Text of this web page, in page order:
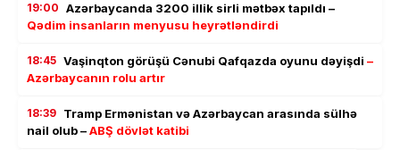
19:00 Azərbaycanda 3200 illik sirli mətbəx tapıldı –
Qədim insanların menyusu heyrətləndirdi
18:45 Vaşinqton görüşü Cənubi Qafqazda oyunu dəyişdi –
Azərbaycanın rolu artır
18:39 Tramp Ermənistan və Azərbaycan arasında sülhə
nail olub –ABŞ dövlət katibi